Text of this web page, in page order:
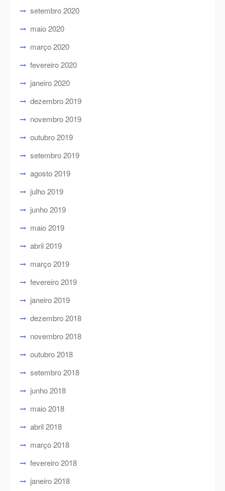
setembro 2020
maio 2020
março 2020
fevereiro 2020
janeiro 2020
dezembro 2019
novembro 2019
outubro 2019
setembro 2019
agosto 2019
julho 2019
junho 2019
maio 2019
abril 2019
março 2019
fevereiro 2019
janeiro 2019
dezembro 2018
novembro 2018
outubro 2018
setembro 2018
junho 2018
maio 2018
abril 2018
março 2018
fevereiro 2018
janeiro 2018